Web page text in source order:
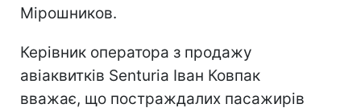
Мірошников.
Керівник оператора з продажу
авіаквитків Senturia Іван Ковпак
вважає, що постраждалих пасажирів